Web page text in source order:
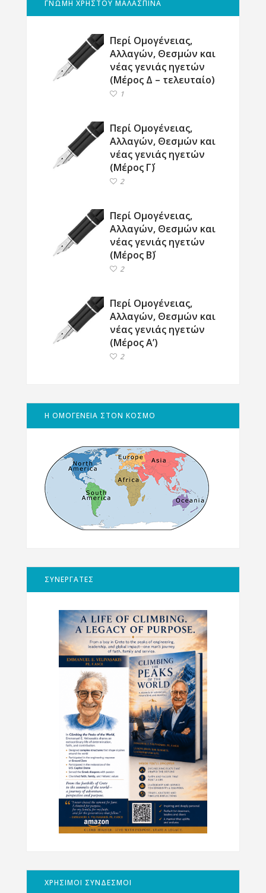
ΓΝΩΜΗ ΧΡΗΣΤΟΥ ΜΑΛΑΣΠΙΝΑ
Περί Ομογένειας,
Αλλαγών, Θεσμών και
νέας γενιάς ηγετών
(Μέρος Δ – τελευταίο)
1
Περί Ομογένειας,
Αλλαγών, Θεσμών και
νέας γενιάς ηγετών
(Μέρος Γ΄)
2
Περί Ομογένειας,
Αλλαγών, Θεσμών και
νέας γενιάς ηγετών
(Μέρος Β΄)
2
Περί Ομογένειας,
Αλλαγών, Θεσμών και
νέας γενιάς ηγετών
(Μέρος Α’)
2
Η ΟΜΟΓΕΝΕΙΑ ΣΤΟΝ ΚΟΣΜΟ
ΣΥΝΕΡΓΑΤΕΣ
ΧΡΗΣΙΜΟΙ ΣΥΝΔΕΣΜΟΙ